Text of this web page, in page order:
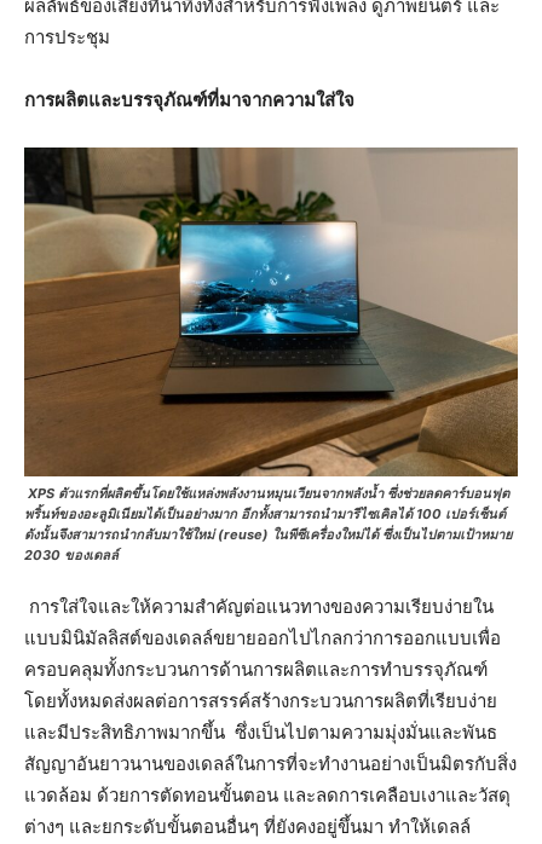
ผลลัพธ์ของเสียงที่น่าทึ่งทั้งสำหรับการฟังเพลง ดูภาพยนตร์ และ
การประชุม
การผลิตและบรรจุภัณฑ์ที่มาจากความใส่ใจ
XPS ตัวแรกที่ผลิตขึ้นโดยใช้แหล่งพลังงานหมุนเวียนจากพลังน้ำ ซึ่งช่วยลดคาร์บอนฟุต
พริ้นท์ของอะลูมิเนียมได้เป็นอย่างมาก อีกทั้งสามารถนำมารีไซเคิลได้ 100 เปอร์เซ็นต์
ดังนั้นจึงสามารถนำกลับมาใช้ใหม่ (reuse) ในพีซีเครื่องใหม่ได้ ซึ่งเป็นไปตามเป้าหมาย
2030 ของเดลล์
การใส่ใจและให้ความสำคัญต่อแนวทางของความเรียบง่ายใน
แบบมินิมัลลิสต์ของเดลล์ขยายออกไปไกลกว่าการออกแบบเพื่อ
ครอบคลุมทั้งกระบวนการด้านการผลิตและการทำบรรจุภัณฑ์
โดยทั้งหมดส่งผลต่อการสรรค์สร้างกระบวนการผลิตที่เรียบง่าย
และมีประสิทธิภาพมากขึ้น ซึ่งเป็นไปตามความมุ่งมั่นและพันธ
สัญญาอันยาวนานของเดลล์ในการที่จะทำงานอย่างเป็นมิตรกับสิ่ง
แวดล้อม ด้วยการตัดทอนขั้นตอน และลดการเคลือบเงาและวัสดุ
ต่างๆ และยกระดับขั้นตอนอื่นๆ ที่ยังคงอยู่ขึ้นมา ทำให้เดลล์